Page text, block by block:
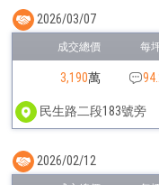
3,190萬
民生路二段183號旁
2026/03/07
2026/02/12